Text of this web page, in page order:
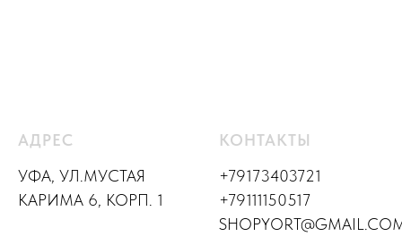
АДРЕС
УФА, УЛ.МУСТАЯ
КАРИМА 6, КОРП. 1
КОНТАКТЫ
+79173403721
+79111150517